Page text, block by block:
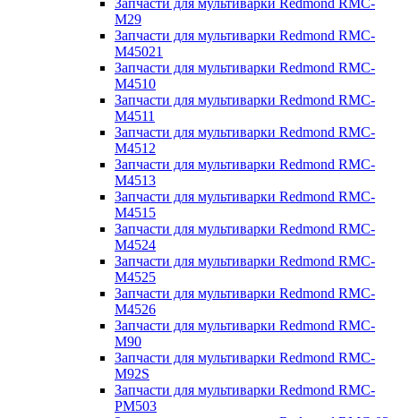
Запчасти для мультиварки Redmond RMC-
M29
Запчасти для мультиварки Redmond RMC-
M45021
Запчасти для мультиварки Redmond RMC-
M4510
Запчасти для мультиварки Redmond RMC-
M4511
Запчасти для мультиварки Redmond RMC-
M4512
Запчасти для мультиварки Redmond RMC-
M4513
Запчасти для мультиварки Redmond RMC-
M4515
Запчасти для мультиварки Redmond RMC-
M4524
Запчасти для мультиварки Redmond RMC-
M4525
Запчасти для мультиварки Redmond RMC-
M4526
Запчасти для мультиварки Redmond RMC-
M90
Запчасти для мультиварки Redmond RMC-
M92S
Запчасти для мультиварки Redmond RMC-
PM503